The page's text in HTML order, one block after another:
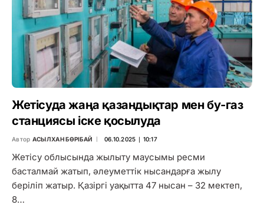
Жетісуда жаңа қазандықтар мен бу-газ
станциясы іске қосылуда
Автор АСЫЛХАН БӨРІБАЙ 06.10.2025 ∣ 10:17
Жетісу облысында жылыту маусымы ресми
басталмай жатып, әлеуметтік нысандарға жылу
беріліп жатыр. Қазіргі уақытта 47 нысан – 32 мектеп,
8…